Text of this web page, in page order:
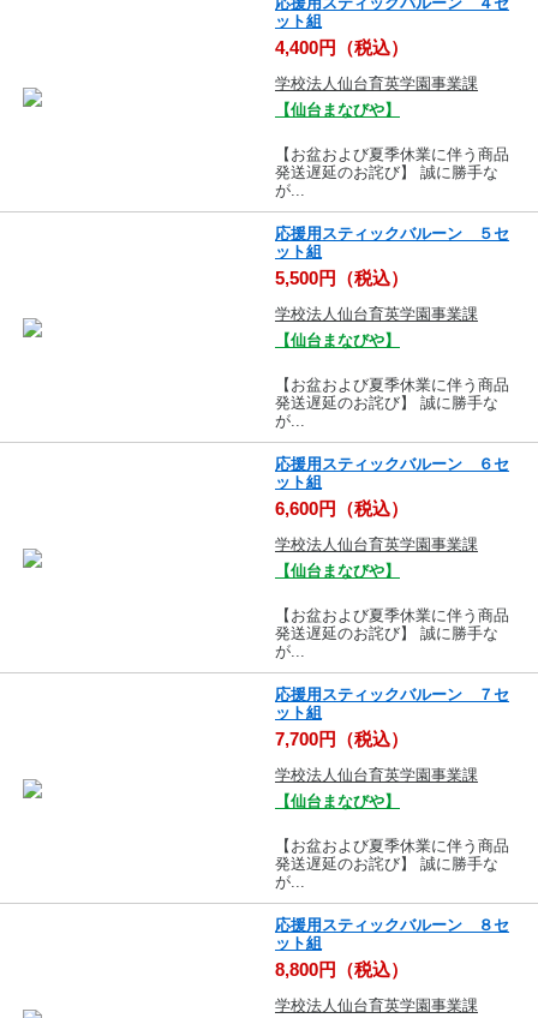
ット組
4,400円（税込）
学校法人仙台育英学園事業課
【仙台まなびや】
【お盆および夏季休業に伴う商品
発送遅延のお詫び】 誠に勝手な
が...
応援用スティックバルーン ５セ
ット組
5,500円（税込）
学校法人仙台育英学園事業課
【仙台まなびや】
【お盆および夏季休業に伴う商品
発送遅延のお詫び】 誠に勝手な
が...
応援用スティックバルーン ６セ
ット組
6,600円（税込）
学校法人仙台育英学園事業課
【仙台まなびや】
【お盆および夏季休業に伴う商品
発送遅延のお詫び】 誠に勝手な
が...
応援用スティックバルーン ７セ
ット組
7,700円（税込）
学校法人仙台育英学園事業課
【仙台まなびや】
【お盆および夏季休業に伴う商品
発送遅延のお詫び】 誠に勝手な
が...
応援用スティックバルーン ８セ
ット組
8,800円（税込）
学校法人仙台育英学園事業課